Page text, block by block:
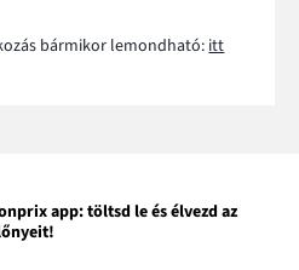
bármikor lemondható:itt
app: töltsd le és élvezd az